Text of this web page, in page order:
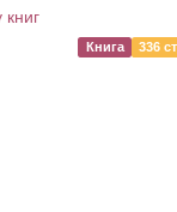
книг
Книга 336